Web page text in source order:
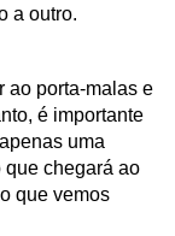
a outro.
ao porta-malas e
é importante
uma
chegará ao
que vemos